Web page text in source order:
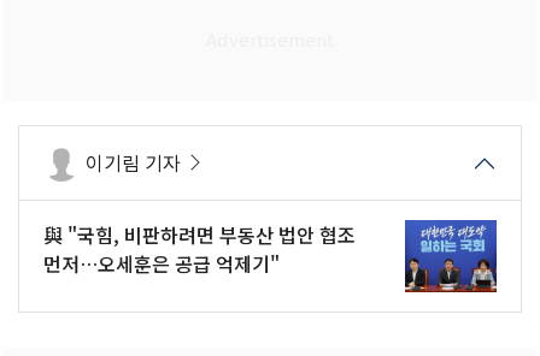
이기림 기자
與 "국힘, 비판하려면 부동산 법안 협조
먼저…오세훈은 공급 억제기"